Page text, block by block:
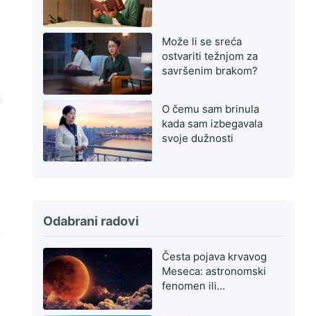
Može li se sreća
ostvariti težnjom za
savršenim brakom?
O čemu sam brinula
kada sam izbegavala
svoje dužnosti
Odabrani radovi
Česta pojava krvavog
Meseca: astronomski
fenomen ili